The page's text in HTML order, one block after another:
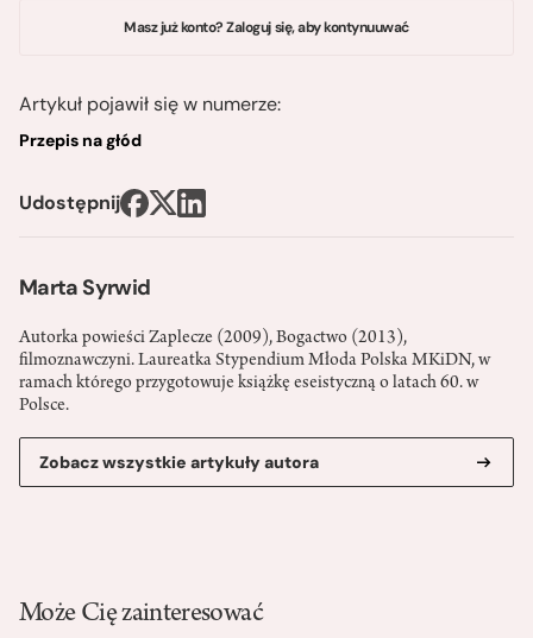
Marta Syrwid
Autorka powieści Zaplecze (2009), Bogactwo (2013),
filmoznawczyni. Laureatka Stypendium Młoda Polska MKiDN, w
ramach którego przygotowuje książkę eseistyczną o latach 60. w
Polsce.
Zobacz wszystkie artykuły autora
Masz już konto? Zaloguj się, aby kontynuuwać
Artykuł pojawił się w numerze:
Przepis na głód
Udostępnij
Może Cię zainteresować